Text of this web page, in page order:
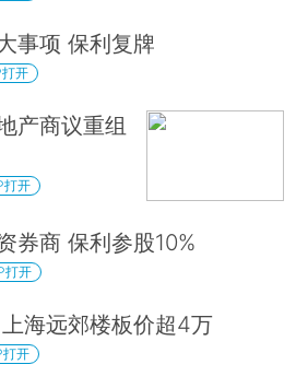
事项 保利复牌
开
产商议重组
打开
券商 保利参股10%
打开
海远郊楼板价超4万
打开